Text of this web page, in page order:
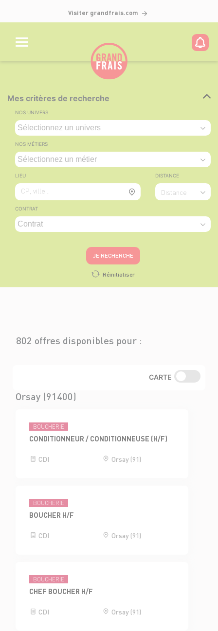
Visiter grandfrais.com
Mes critères de recherche
NOS UNIVERS
NOS MÉTIERS
LIEU
CP, ville...
DISTANCE
Distance
CONTRAT
JE RECHERCHE
Réinitialiser
802 offres disponibles pour :
CARTE
Orsay (91400)
BOUCHERIE
CONDITIONNEUR / CONDITIONNEUSE (H/F)
CDI Orsay (91)
BOUCHERIE
BOUCHER H/F
CDI Orsay (91)
BOUCHERIE
CHEF BOUCHER H/F
CDI Orsay (91)